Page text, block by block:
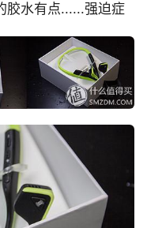
胶水有点......强迫症